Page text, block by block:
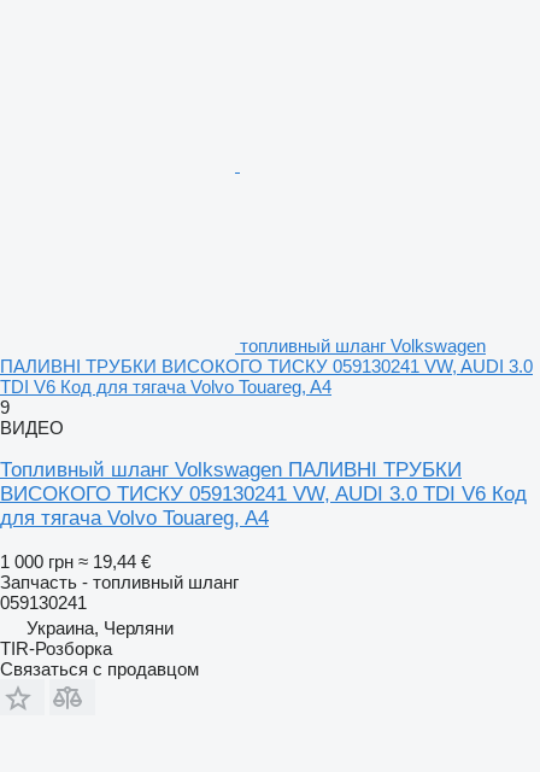
топливный шланг Volkswagen
ПАЛИВНІ ТРУБКИ ВИСОКОГО ТИСКУ 059130241 VW, AUDI 3.0
TDI V6 Код для тягача Volvo Touareg, A4
9
ВИДЕО
Топливный шланг Volkswagen ПАЛИВНІ ТРУБКИ
ВИСОКОГО ТИСКУ 059130241 VW, AUDI 3.0 TDI V6 Код
для тягача Volvo Touareg, A4
1 000 грн ≈ 19,44 €
Запчасть - топливный шланг
059130241
Украина, Черляни
TIR-Розборка
Связаться с продавцом